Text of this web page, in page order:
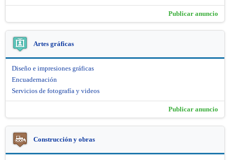
Publicar anuncio
Artes gráficas
Diseño e impresiones gráficas
Encuadernación
Servicios de fotografía y videos
Publicar anuncio
Construcción y obras